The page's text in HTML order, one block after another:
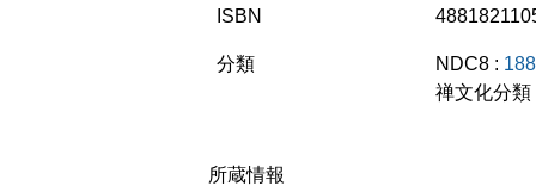
ISBN
分類 NDC8 :
禅文化分
所蔵情報